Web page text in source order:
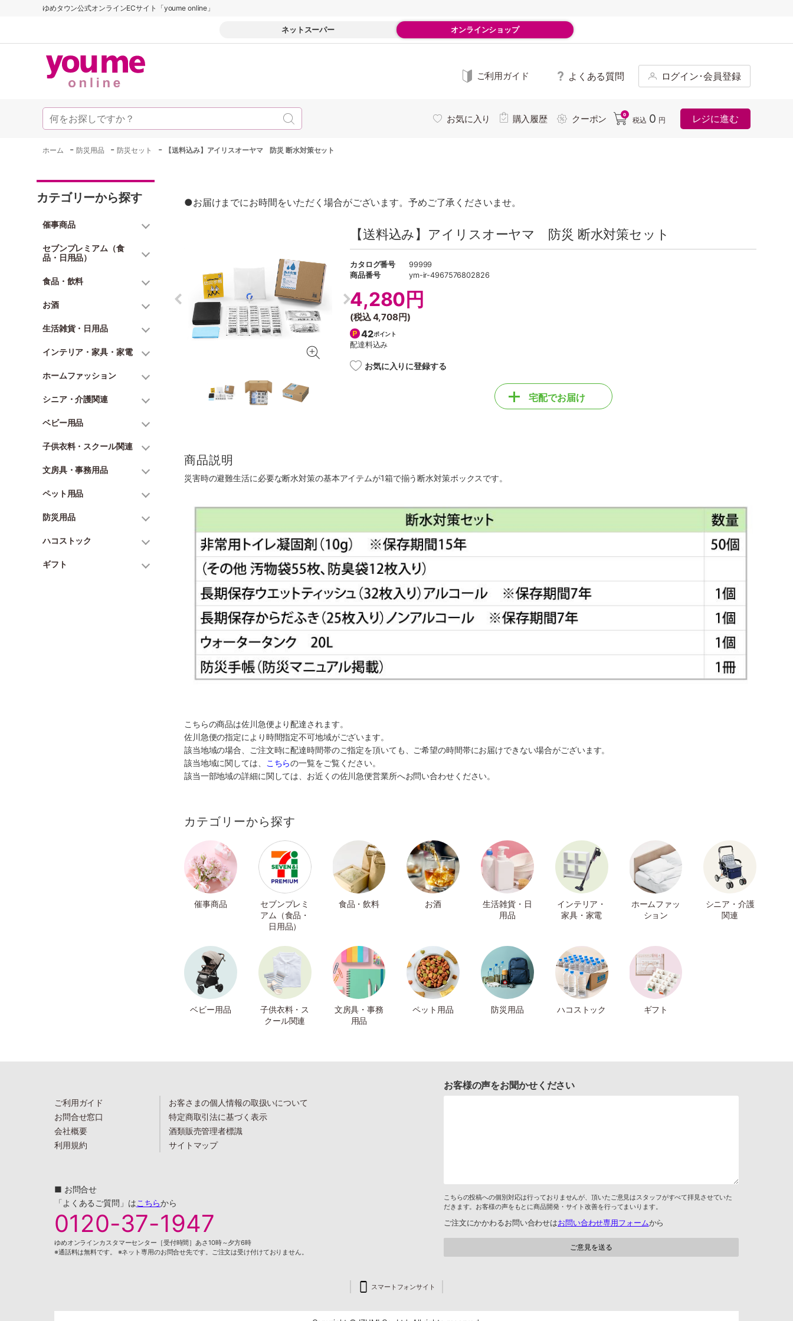
ゆめタウン公式オンラインECサイト「youme online」
ネットスーパー オンラインショップ
ご利用ガイド よくある質問 ログイン･会員登録
お気に入り 購入履歴 クーポン 0
税込 0 円 レジに進む
ホーム -防災用品 -防災セット - 【送料込み】アイリスオーヤマ 防災 断水対策セット
カテゴリーから探す
催事商品
セブンプレミアム（食
品・日用品）
食品・飲料
お酒
生活雑貨・日用品
インテリア・家具・家電
ホームファッション
シニア・介護関連
ベビー用品
子供衣料・スクール関連
文房具・事務用品
ペット用品
防災用品
ハコストック
ギフト
●お届けまでにお時間をいただく場合がございます。予めご了承くださいませ。
【送料込み】アイリスオーヤマ 防災 断水対策セット
カタログ番号
99999
商品番号
ym-ir-4967576802826
4,280円
(税込4,708円)
42ポイント
配達料込み
お気に入りに登録する
宅配でお届け
商品説明
災害時の避難生活に必要な断水対策の基本アイテムが1箱で揃う断水対策ボックスです。
こちらの商品は佐川急便より配達されます。
佐川急便の指定により時間指定不可地域がございます。
該当地域の場合、ご注文時に配達時間帯のご指定を頂いても、ご希望の時間帯にお届けできない場合がございます。
該当地域に関しては、
こちらの一覧をご覧ください。
該当一部地域の詳細に関しては、お近くの佐川急便営業所へお問い合わせください。
カテゴリーから探す
催事商品
セブンプレミ
アム（食品・
日用品）
食品・飲料 お酒
生活雑貨・日
用品
インテリア・
家具・家電
ホームファッ
ション
シニア・介護
関連
ベビー用品
子供衣料・ス
クール関連
文房具・事務
用品
ペット用品 防災用品 ハコストック ギフト
ご利用ガイド
お問合せ窓口
会社概要
利用規約
お客さまの個人情報の取扱いについて
特定商取引法に基づく表示
酒類販売管理者標識
サイトマップ
■ お問合せ
「よくあるご質問」はこちらから
0120-37-1947
ゆめオンラインカスタマーセンター［受付時間］あさ10時～夕方6時
※通話料は無料です。 ※ネット専用のお問合せ先です。ご注文は受け付けておりません。
お客様の声をお聞かせください
こちらの投稿への個別対応は行っておりませんが、頂いたご意見はスタッフがすべて拝見させていた
だきます。お客様の声をもとに商品開発・サイト改善を行ってまいります。
ご注文にかかわるお問い合わせはお問い合わせ専用フォームから
スマートフォンサイト